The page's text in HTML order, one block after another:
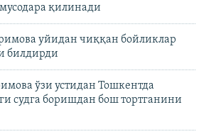
қилинaди
уйидан чиққан бойликлар
билдирди
ўзи устидан Тошкентда
судга боришдан бош тортганини